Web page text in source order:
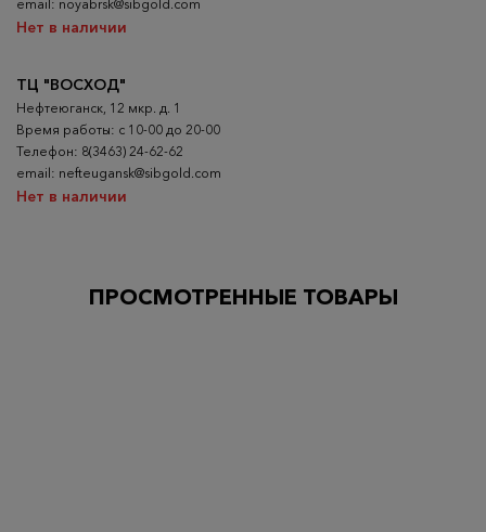
email: noyabrsk@sibgold.com
Нет в наличии
ТЦ "ВОСХОД"
Нефтеюганск, 12 мкр. д. 1
Время работы: с 10-00 до 20-00
Телефон: 8(3463) 24-62-62
email: nefteugansk@sibgold.com
Нет в наличии
ПРОСМОТРЕННЫЕ ТОВАРЫ